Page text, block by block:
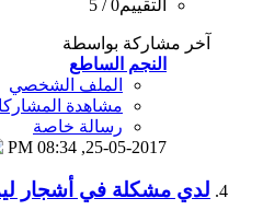
التقييم0 / 5
آخر مشاركة بواسطة
النجم الساطع
الملف الشخصي
مشاهدة
رسالة خاصة
25-05-2017,
08:34 PM
لدي مشكلة في أشجار